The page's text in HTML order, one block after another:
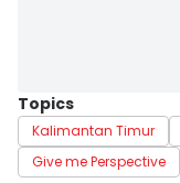
Topics
Kalimantan Timur
Give me Perspective